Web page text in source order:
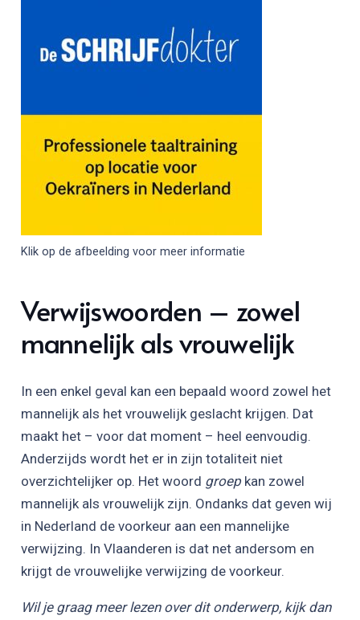
Klik op de afbeelding voor meer informatie
Verwijswoorden – zowel
mannelijk als vrouwelijk
In een enkel geval kan een bepaald woord zowel het
mannelijk als het vrouwelijk geslacht krijgen. Dat
maakt het – voor dat moment – heel eenvoudig.
Anderzijds wordt het er in zijn totaliteit niet
overzichtelijker op. Het woord groepkan zowel
mannelijk als vrouwelijk zijn. Ondanks dat geven wij
in Nederland de voorkeur aan een mannelijke
verwijzing. In Vlaanderen is dat net andersom en
krijgt de vrouwelijke verwijzing de voorkeur.
Wil je graag meer lezen over dit onderwerp, kijk dan